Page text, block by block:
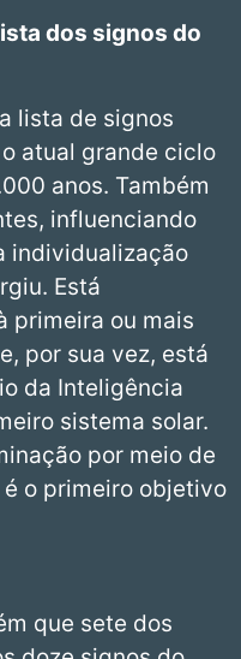
dos signos do
lista de signos
atual grande ciclo
anos. Também
influenciando
individualização
Está
primeira ou mais
por sua vez, está
da Inteligência
sistema solar.
por meio de
o primeiro objetivo
que sete dos